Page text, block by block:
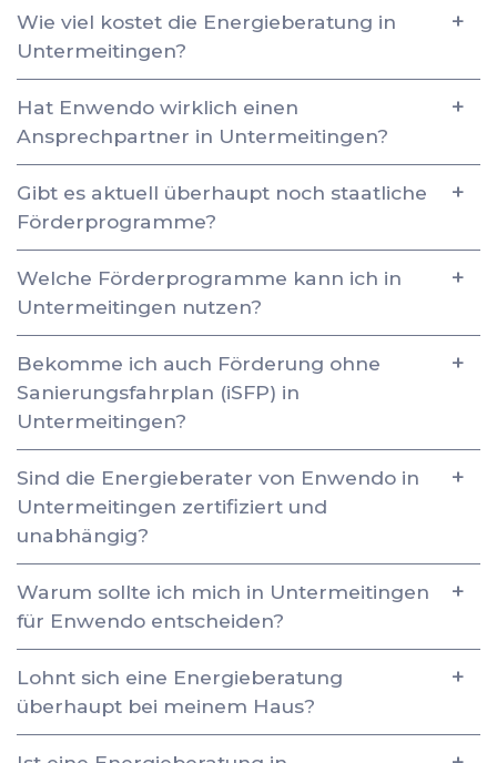
Wie viel kostet die Energieberatung in
Untermeitingen?
Hat Enwendo wirklich einen
Ansprechpartner in Untermeitingen?
Gibt es aktuell überhaupt noch staatliche
Förderprogramme?
Welche Förderprogramme kann ich in
Untermeitingen nutzen?
Bekomme ich auch Förderung ohne
Sanierungsfahrplan (iSFP) in
Untermeitingen?
Sind die Energieberater von Enwendo in
Untermeitingen zertifiziert und
unabhängig?
Warum sollte ich mich in Untermeitingen
für Enwendo entscheiden?
Lohnt sich eine Energieberatung
überhaupt bei meinem Haus?